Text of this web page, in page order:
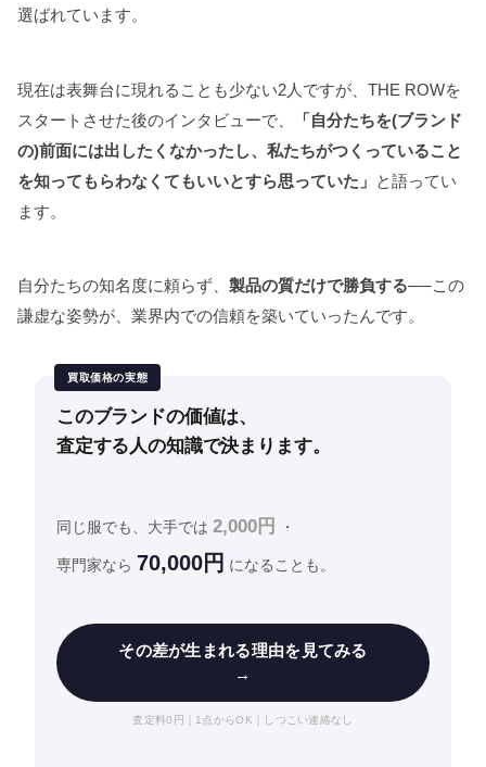
選ばれています。
現在は表舞台に現れることも少ない2人ですが、THE ROWを
スタートさせた後のインタビューで、
「自分たちを(ブランド
の)前面には出したくなかったし、私たちがつくっていること
を知ってもらわなくてもいいとすら思っていた」 と語ってい
ます。
自分たちの知名度に頼らず、 製品の質だけで勝負する──この
謙虚な姿勢が、業界内での信頼を築いていったんです。
買取価格の実態
このブランドの価値は、
査定する人の知識で決まります。
同じ服でも、大手では 2,000円 ・
専門家なら 70,000円 になることも。
その差が生まれる理由を見てみる
→
査定料0円｜1点からOK｜しつこい連絡なし